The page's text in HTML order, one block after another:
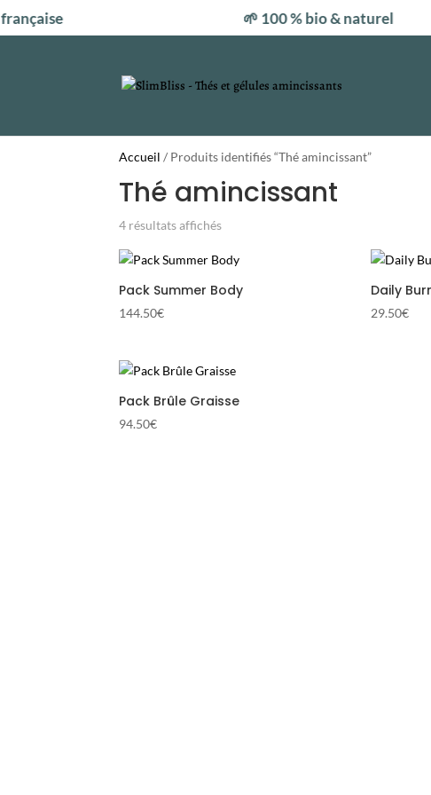
🌱 100 % bio & naturel
Accueil / Produits identifiés “Thé amincissant”
Thé amincissant
4 résultats affichésTrié
popularité
Pack Summer Body
144.50€
Daily
29.50€
Pack Brûle Graisse
94.50€